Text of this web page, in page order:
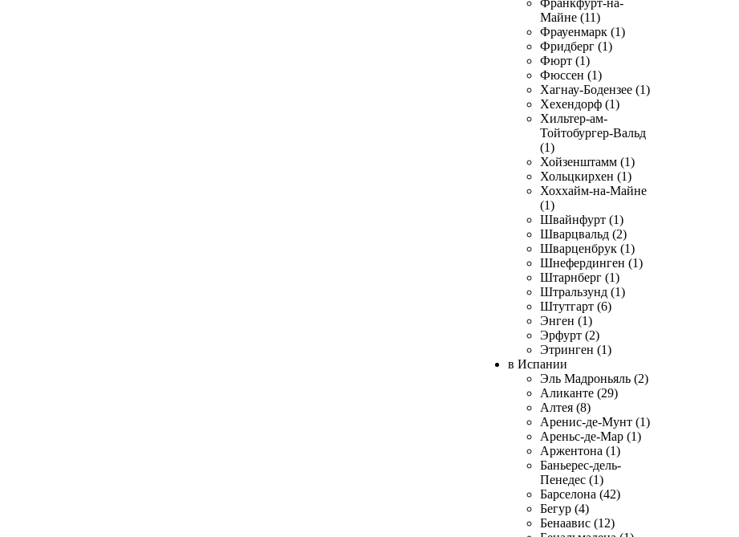
Франкфурт-на-
Майне (11)
Фрауенмарк (1)
Фридберг (1)
Фюрт (1)
Фюссен (1)
Хагнау-Бодензее (1)
Хехендорф (1)
Хильтер-ам-
Тойтобургер-Вальд
(1)
Хойзенштамм (1)
Хольцкирхен (1)
Хоххайм-на-Майне
(1)
Швайнфурт (1)
Шварцвальд (2)
Шварценбрук (1)
Шнефердинген (1)
Штарнберг (1)
Штральзунд (1)
Штутгарт (6)
Энген (1)
Эрфурт (2)
Этринген (1)
в Испании
Эль Мадроньяль (2)
Аликанте (29)
Алтея (8)
Аренис-де-Мунт (1)
Ареньс-де-Мар (1)
Аржентона (1)
Баньерес-дель-
Пенедес (1)
Барселона (42)
Бегур (4)
Бенаавис (12)